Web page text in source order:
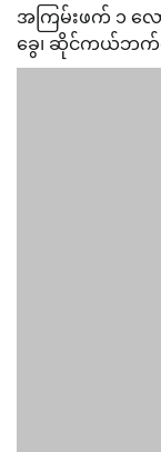
အကြမ်းဖက် ၁ လေ
ခွေ၊ ဆိုင်ကယ်ဘက်